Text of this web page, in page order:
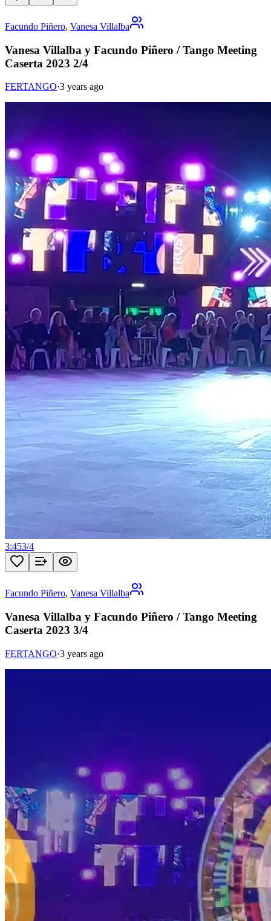
Facundo Piñero, Vanesa Villalba
Vanesa Villalba y Facundo Piñero / Tango Meeting
Caserta 2023 2/4
FERTANGO·3 years ago
3:453/4
Facundo Piñero, Vanesa Villalba
Vanesa Villalba y Facundo Piñero / Tango Meeting
Caserta 2023 3/4
FERTANGO·3 years ago